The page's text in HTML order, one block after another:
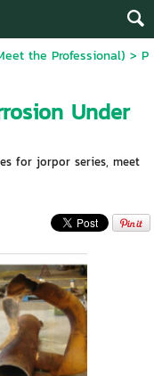
the Professional) > P
Under
for jorpor series, meet